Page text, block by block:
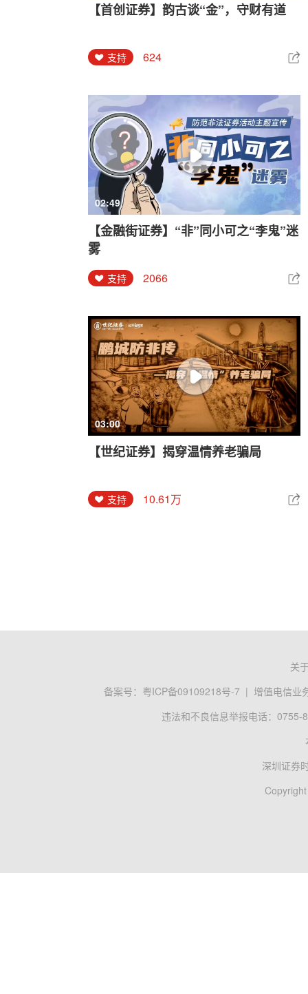
【首创证券】韵古谈“金”，守财有道
支持 624
02:49
【金融街证券】“非”同小可之“李鬼”迷
雾
支持 2066
03:00
【世纪证券】揭穿温情养老骗局
支持 10.61万
关
备案号： 粤ICP备09109218号-7 | 增值电信业
违法和不良信息举报电话：0755-
深圳证券